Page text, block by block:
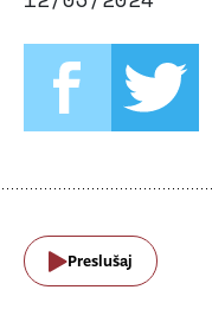
Preslušaj